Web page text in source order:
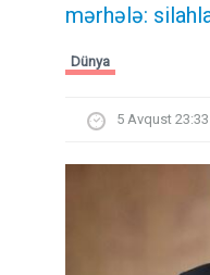
mərhələ:
Dünya
5 Avqust 23:33